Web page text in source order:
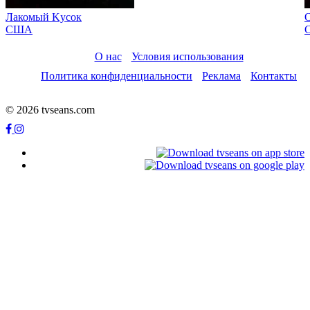
Лакомый Kусок
США
О нас
Условия использования
Политика конфиденциальности
Реклама Контакты
© 2026 tvseans.com